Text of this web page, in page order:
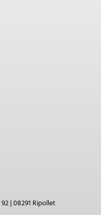
| 08291 Ripollet